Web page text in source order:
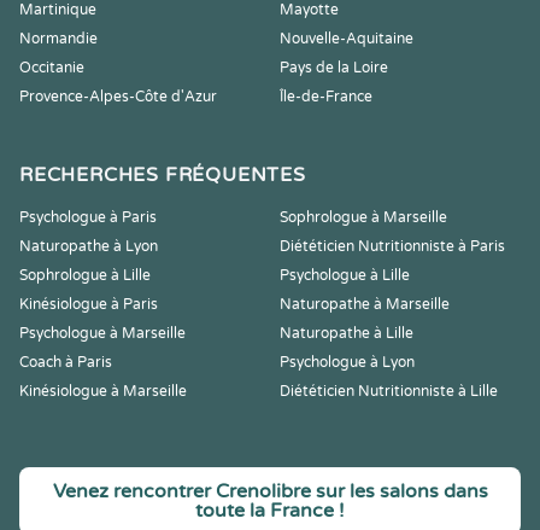
Martinique
Mayotte
Normandie
Nouvelle-Aquitaine
Occitanie
Pays de la Loire
Provence-Alpes-Côte d'Azur
Île-de-France
RECHERCHES FRÉQUENTES
Psychologue à Paris
Sophrologue à Marseille
Naturopathe à Lyon
Diététicien Nutritionniste à Paris
Sophrologue à Lille
Psychologue à Lille
Kinésiologue à Paris
Naturopathe à Marseille
Psychologue à Marseille
Naturopathe à Lille
Coach à Paris
Psychologue à Lyon
Kinésiologue à Marseille
Diététicien Nutritionniste à Lille
Venez rencontrer Crenolibre sur les salons dans
toute la France !